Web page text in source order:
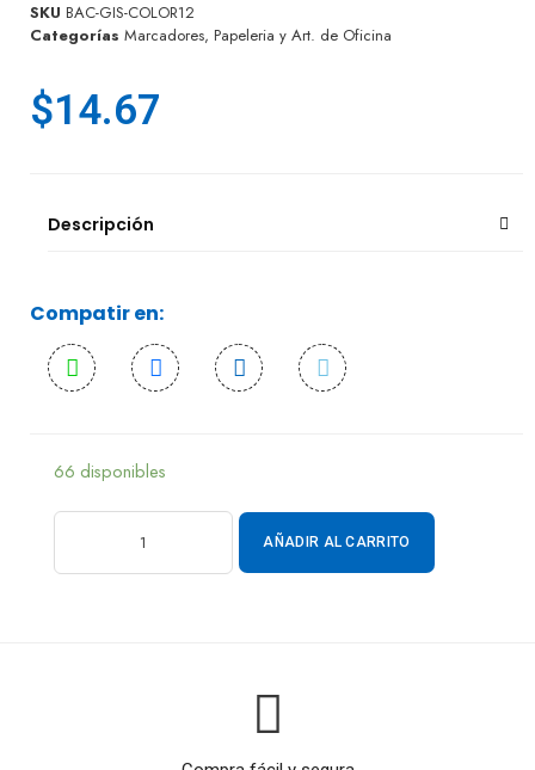
SKU BAC-GIS-COLOR12
Categorías Marcadores, Papeleria y Art. de Oficina
$14.67
Descripción
Compatir en:
66 disponibles
AÑADIR AL CARRITO